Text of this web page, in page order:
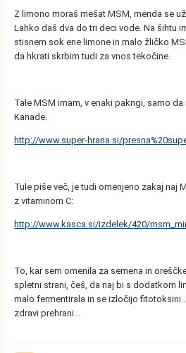
Z limono moraš mešat MSM, menda se
Lahko daš dva do tri deci vode. Na šihtu
stisnem sok ene limone in malo žličko
da hkrati skrbim tudi za vnos tekočine.
Tale MSM imam, v enaki pakngi, samo
Kanade.
http://www.super-hrana.si/
Tule piše več, je tudi omenjeno zakaj naj
z vitaminom C:
http://www.kasca.si/izdelek/420/
To, kar sem omenila za semena in
spletni strani, češ, da naj bi s dodatkom
malo fermentirala in se izločijo
zdravi prehrani...